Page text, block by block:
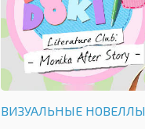
ВИЗУАЛЬНЫЕ НОВЕЛЛЫ